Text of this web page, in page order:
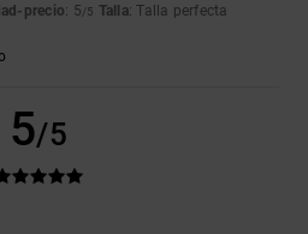
precio: 5/5 Talla: Talla perfecta
5/5